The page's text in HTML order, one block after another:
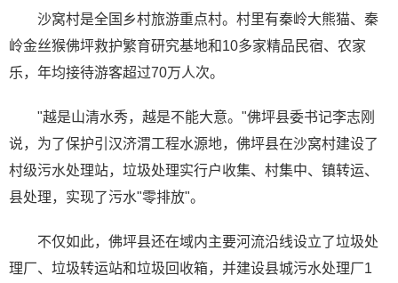
沙窝村是全国乡村旅游重点村。村里有秦岭大熊猫、秦
岭金丝猴佛坪救护繁育研究基地和10多家精品民宿、农家
乐，年均接待游客超过70万人次。
"越是山清水秀，越是不能大意。"佛坪县委书记李志刚
说，为了保护引汉济渭工程水源地，佛坪县在沙窝村建设了
村级污水处理站，垃圾处理实行户收集、村集中、镇转运、
县处理，实现了污水"零排放"。
不仅如此，佛坪县还在域内主要河流沿线设立了垃圾处
理厂、垃圾转运站和垃圾回收箱，并建设县城污水处理厂1